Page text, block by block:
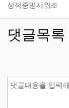
성적증명서위조
댓글목록